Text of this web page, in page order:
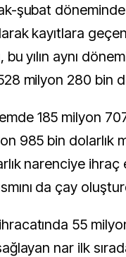
şubat
kayıtlara
bu yılın aynı
milyon 280 bin
185 milyon
985 bin dolarlık
narenciye ihraç
da çay
55
nar ilk